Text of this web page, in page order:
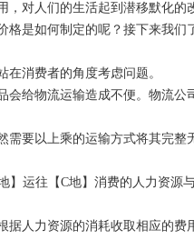
对人们的生活起到潜移默化的
是如何制定的呢？接下来我们
消费者的角度考虑问题。
给物流运输造成不便。物流公
要以上乘的运输方式将其完整
运往【C地】消费的人力资源
人力资源的消耗收取相应的费